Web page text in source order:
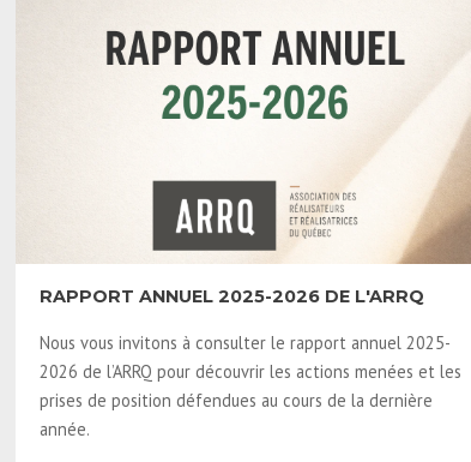
RAPPORT ANNUEL 2025-2026 DE L'ARRQ
Nous vous invitons à consulter le rapport annuel 2025-
2026 de l’ARRQ pour découvrir les actions menées et les
prises de position défendues au cours de la dernière
année.